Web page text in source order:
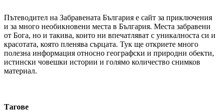
Пътеводител на Забравената България е сайт за приключения
и за много необикновени места в България. Места забравени
от Бога, но и такива, които ни впечатляват с уникалноста си и
красотата, която пленява сърцата. Тук ще откриете много
полезна информация относно географски и природни обекти,
истински човешки истории и голямо количество снимков
материал.
Тагове